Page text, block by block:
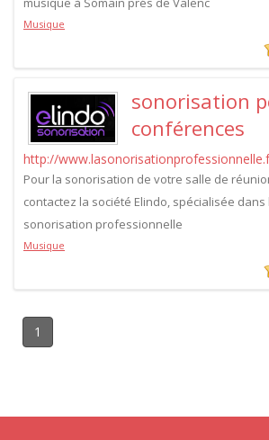
Musique
sonorisation
conférences
http://
Pour la sonorisation de votre salle de
contactez la société Elindo, spécialisée
sonorisation professionnelle
Musique
1